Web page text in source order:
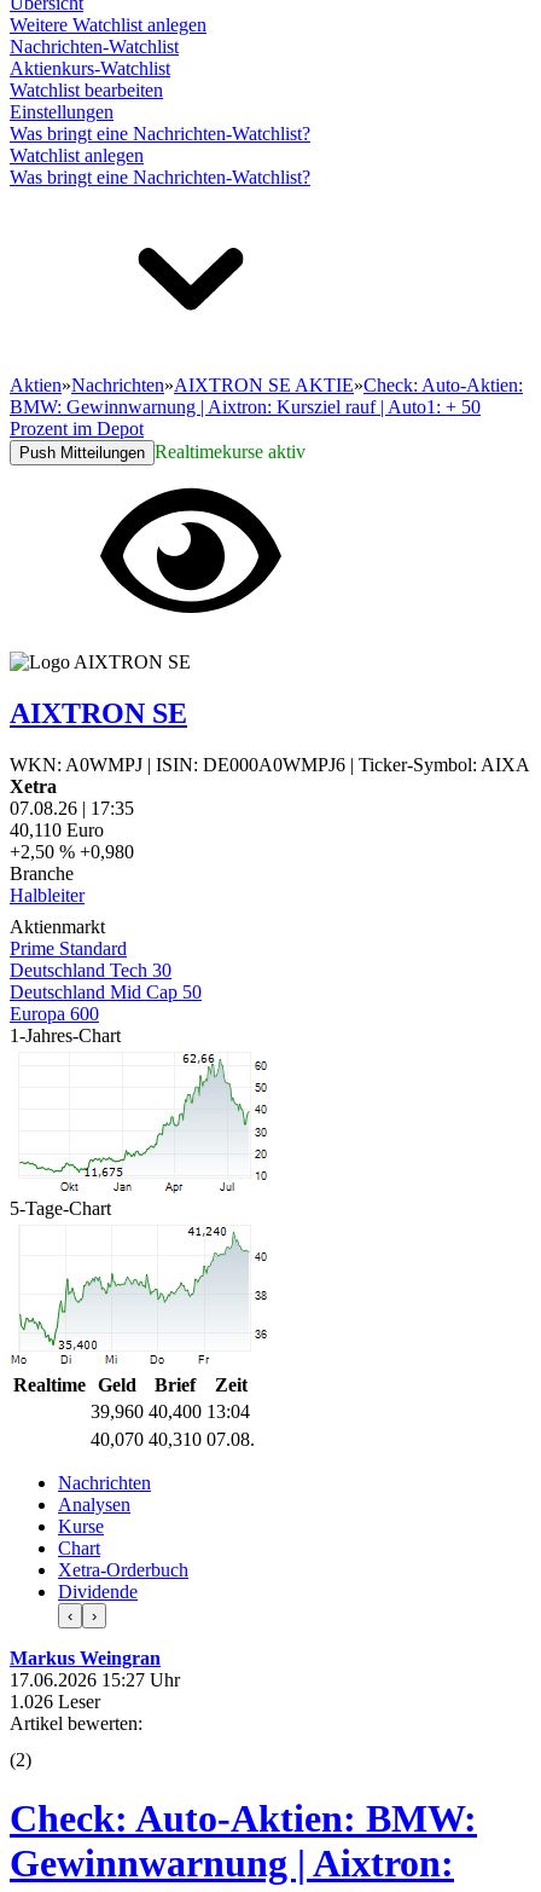
Weitere Watchlist anlegen
Nachrichten-Watchlist
Aktienkurs-Watchlist
Watchlist bearbeiten
Einstellungen
Was bringt eine Nachrichten-Watchlist?
Watchlist anlegen
Was bringt eine Nachrichten-Watchlist?
Aktien»Nachrichten»AIXTRON SE AKTIE»Check: Auto-Aktien:
BMW: Gewinnwarnung | Aixtron: Kursziel rauf | Auto1: + 50
Prozent im Depot
Push Mitteilungen Realtimekurse aktiv
AIXTRON SE
WKN: A0WMPJ | ISIN: DE000A0WMPJ6 | Ticker-Symbol: AIXA
Xetra
07.08.26 | 17:35
40,110 Euro
+2,50 % +0,980
Branche
Halbleiter
Aktienmarkt
Prime Standard
Deutschland Tech 30
Deutschland Mid Cap 50
Europa 600
1-Jahres-Chart
5-Tage-Chart
Realtime Geld Brief
Zeit
39,960 40,400 13:04
40,070 40,310 07.08.
Nachrichten
Analysen
Kurse
Chart
Xetra-Orderbuch
Dividende
‹ ›
Markus Weingran
17.06.2026 15:27 Uhr
1.026 Leser
Artikel bewerten:
(2)
Check: Auto-Aktien: BMW:
Gewinnwarnung | Aixtron: